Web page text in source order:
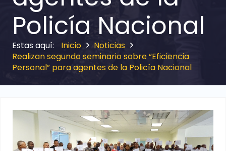
Policía Nacional
Inicio
Noticias
Realizan segundo seminario sobre “Eficiencia
Personal” para agentes de la Policía Nacional